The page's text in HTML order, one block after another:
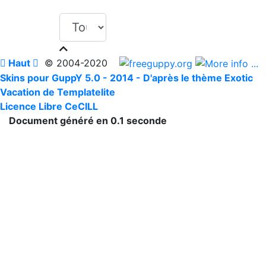
 Haut  © 2004-2020
Skins pour GuppY 5.0 - 2014 - D'après le thème Exotic
Vacation de Templatelite
Licence Libre CeCILL
Document généré en 0.1 seconde